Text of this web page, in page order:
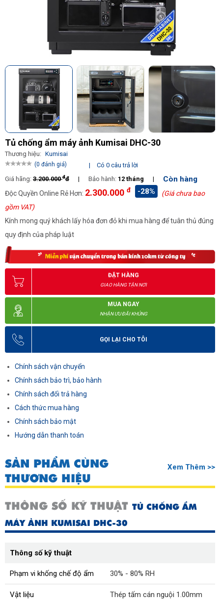
Tủ chống ẩm máy ảnh Kumisai DHC-30
Thương hiệu: Kumisai
(0 đánh giá) |
Có 0 câu trả lời
Giá hãng: 3.200.000đđ | Bảo hành: 12 tháng | Còn hàng
Độc Quyền Online Rẻ Hơn: 2.300.000 đ -28%
(Giá chưa bao
gồm VAT)
Kính mong quý khách lấy hóa đơn đỏ khi mua hàng để tuân thủ đúng
quy định của pháp luật
ĐẶT HÀNG
GIAO HÀNG TẬN NƠI
MUA NGAY
NHẬN ƯU ĐÃI KHỦNG
GỌI LẠI CHO TÔI
Chính sách vận chuyển
Chính sách bảo trì, bảo hành
Chính sách đổi trả hàng
Cách thức mua hàng
Chính sách bảo mật
Hướng dẫn thanh toán
SẢN PHẨM CÙNG
THƯƠNG HIỆU
Xem Thêm >>
THÔNG SỐ KỸ THUẬT TỦ CHỐNG ẨM
MÁY ẢNH KUMISAI DHC-30
Thông số kỹ thuật
Phạm vi khống chế độ ẩm 30% - 80% RH
Vật liệu Thép tấm cán nguội 1.00mm